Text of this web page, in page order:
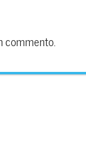
commento.